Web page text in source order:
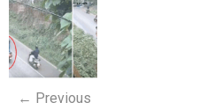
P
o
s
← Previous